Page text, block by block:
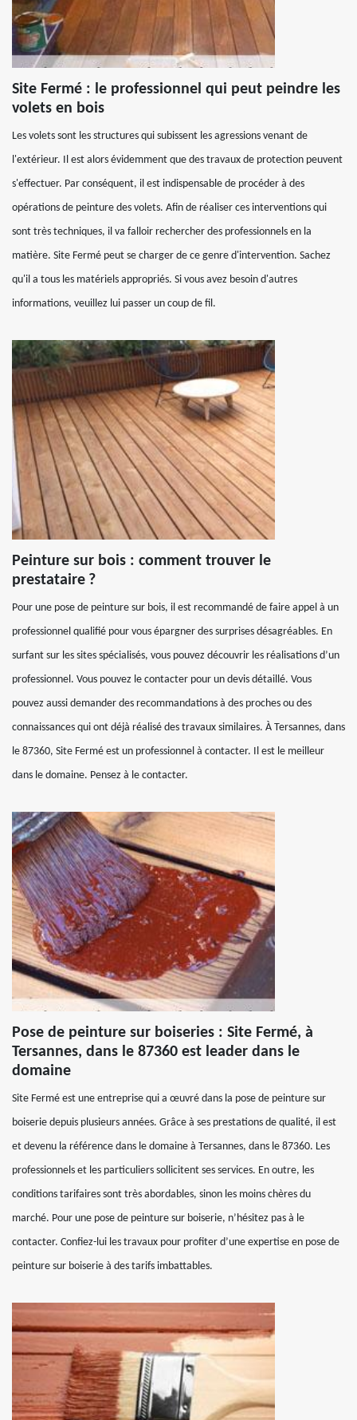
Site Fermé : le professionnel qui peut peindre les
volets en bois
Les volets sont les structures qui subissent les agressions venant de
l'extérieur. Il est alors évidemment que des travaux de protection peuvent
s'effectuer. Par conséquent, il est indispensable de procéder à des
opérations de peinture des volets. Afin de réaliser ces interventions qui
sont très techniques, il va falloir rechercher des professionnels en la
matière. Site Fermé peut se charger de ce genre d'intervention. Sachez
qu'il a tous les matériels appropriés. Si vous avez besoin d'autres
informations, veuillez lui passer un coup de fil.
Peinture sur bois : comment trouver le
prestataire ?
Pour une pose de peinture sur bois, il est recommandé de faire appel à un
professionnel qualifié pour vous épargner des surprises désagréables. En
surfant sur les sites spécialisés, vous pouvez découvrir les réalisations d’un
professionnel. Vous pouvez le contacter pour un devis détaillé. Vous
pouvez aussi demander des recommandations à des proches ou des
connaissances qui ont déjà réalisé des travaux similaires. À Tersannes, dans
le 87360, Site Fermé est un professionnel à contacter. Il est le meilleur
dans le domaine. Pensez à le contacter.
Pose de peinture sur boiseries : Site Fermé, à
Tersannes, dans le 87360 est leader dans le
domaine
Site Fermé est une entreprise qui a œuvré dans la pose de peinture sur
boiserie depuis plusieurs années. Grâce à ses prestations de qualité, il est
et devenu la référence dans le domaine à Tersannes, dans le 87360. Les
professionnels et les particuliers sollicitent ses services. En outre, les
conditions tarifaires sont très abordables, sinon les moins chères du
marché. Pour une pose de peinture sur boiserie, n’hésitez pas à le
contacter. Confiez-lui les travaux pour profiter d’une expertise en pose de
peinture sur boiserie à des tarifs imbattables.